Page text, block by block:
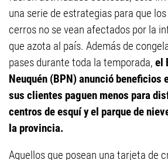
una serie de estrategias para que
cerros no se vean afectados por la
que azota al país. Además de
pases durante toda la temporada, el
Neuquén (BPN) anunció beneficios
sus clientes paguen menos para
centros de esquí y el parque de
la provincia.
Aquellos que posean una tarjeta de